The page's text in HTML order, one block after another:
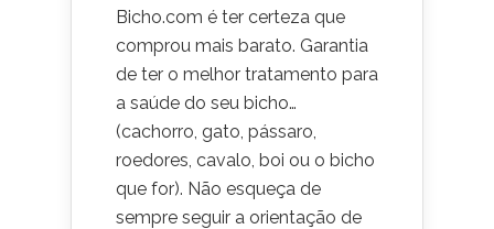
Bicho.com é ter certeza que
comprou mais barato. Garantia
de ter o melhor tratamento para
a saúde do seu bicho…
(cachorro, gato, pássaro,
roedores, cavalo, boi ou o bicho
que for). Não esqueça de
sempre seguir a orientação de